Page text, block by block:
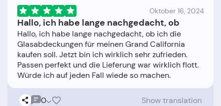
Oktober 16, 2024
Hallo, ich habe lange nachgedacht, ob
Hallo, ich habe lange nachgedacht, ob ich die
Glasabdeckungen für meinen Grand California
kaufen soll. Jetzt bin ich wirklich sehr zufrieden.
Passen perfekt und die Lieferung war wirklich flott.
0 Show translation